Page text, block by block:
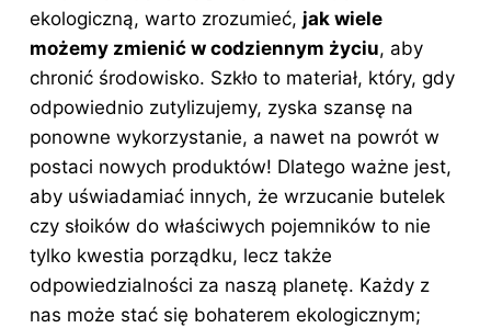
ekologiczną, warto zrozumieć, jak wiele
możemy zmienić w codziennym życiu, aby
chronić środowisko. Szkło to materiał, który, gdy
odpowiednio zutylizujemy, zyska szansę na
ponowne wykorzystanie, a nawet na powrót w
postaci nowych produktów! Dlatego ważne jest,
aby uświadamiać innych, że wrzucanie butelek
czy słoików do właściwych pojemników to nie
tylko kwestia porządku, lecz także
odpowiedzialności za naszą planetę. Każdy z
nas może stać się bohaterem ekologicznym;